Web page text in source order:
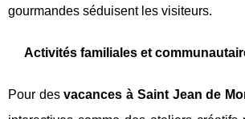
gourmandes séduisent les visiteurs.
Activités familiales et
Pour desvacances à Saint Jean de